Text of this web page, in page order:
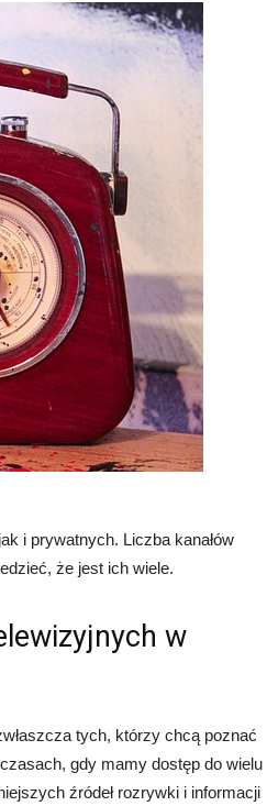
i prywatnych. Liczba kanałów
że jest ich wiele.
w
tych, którzy chcą poznać
gdy mamy dostęp do wielu
źródeł rozrywki i informacji